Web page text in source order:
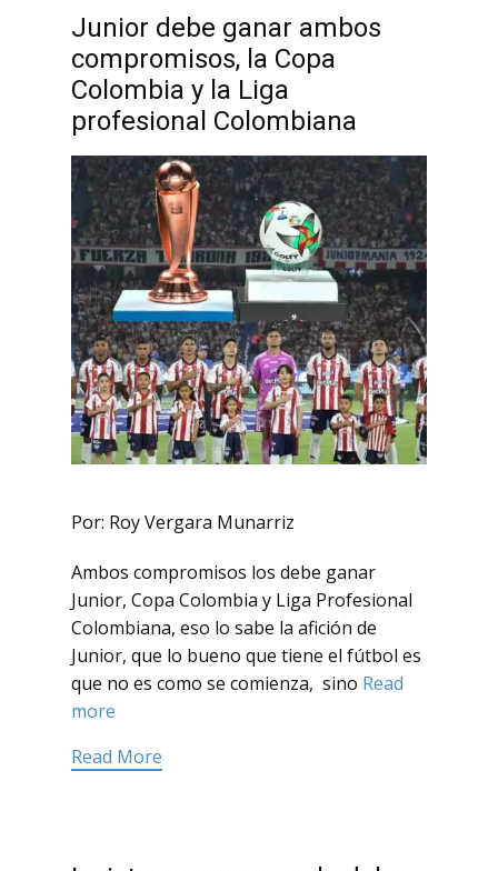
Junior debe ganar ambos
compromisos, la Copa
Colombia y la Liga
profesional Colombiana
Por: Roy Vergara Munarriz
Ambos compromisos los debe ganar
Junior, Copa Colombia y Liga Profesional
Colombiana, eso lo sabe la afición de
Junior, que lo bueno que tiene el fútbol es
que no es como se comienza, sino Read
more
Read More